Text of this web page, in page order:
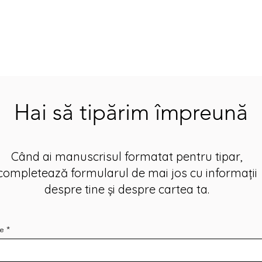
Hai să tipărim împreună
Când ai manuscrisul formatat pentru tipar,
formularul de mai jos cu informații
despre tine și despre cartea ta.